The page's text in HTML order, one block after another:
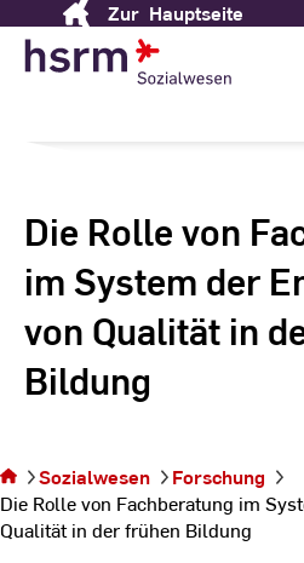
Content
Zur Hauptseite
Die Rolle von
im System der
von Qualität in
Bildung
Sie befinden
sich auf der
Fachberatung
im System
der
Sozialwesen
Forschung
Die Rolle von Fachberatung im
Qualität in der frühen Bildung